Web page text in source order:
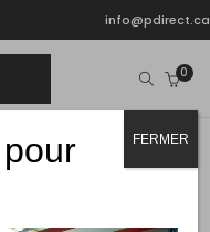
info@pdirect.ca
0
FERMER